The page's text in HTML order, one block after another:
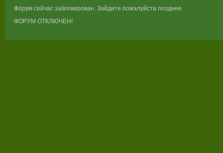
Форум сейчас заблокирован. Зайдите пожалуйста позднее.
ФОРУМ ОТКЛЮЧЕН!